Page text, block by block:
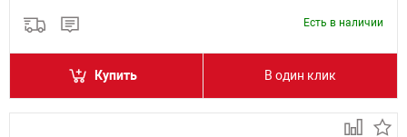
Есть в наличии
Купить В один клик